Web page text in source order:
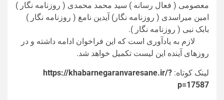
معصومی ( فعال رسانه ) سید محمد محمدی ( روزنامه نگار )
امین میراسدی ( روزنامه نگار) آیدین نامغ ( روزنامه نگار )
بابک نبی ( روزنامه نگار ).
لازم به یادآوری است که این فراخوان ادامه داشته و در
روزهای آینده این لیست تکمیل خواهد شد.
لینک کوتاه: https://khabarnegaranvaresane.ir/?
p=17587